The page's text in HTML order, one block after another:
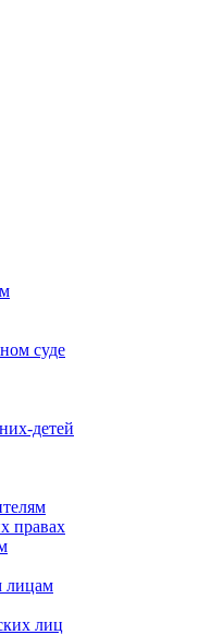
суде
детей
правах
лицам
лиц